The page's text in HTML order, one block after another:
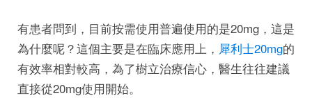
有患者問到，目前按需使用普遍使用的是20mg，這是
為什麼呢？這個主要是在臨床應用上， 犀利士20mg的
有效率相對較高，為了樹立治療信心，醫生往往建議
直接從20mg使用開始。